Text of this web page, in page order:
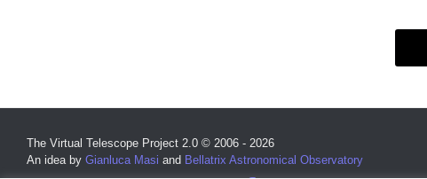
The Virtual Telescope Project 2.0 © 2006 - 2026
An idea by Gianluca Masi and Bellatrix Astronomical Observatory